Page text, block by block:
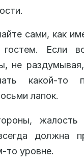
сами, как
Если
не
какой-то
лапок.
жалость
должна
то уровне.